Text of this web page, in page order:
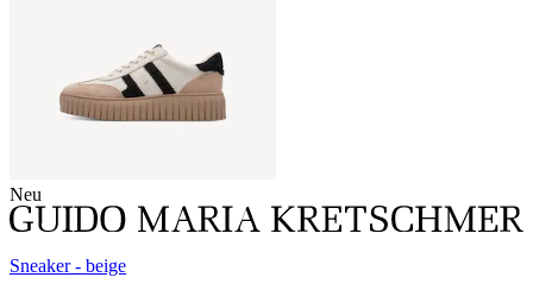
Neu
Sneaker - beige